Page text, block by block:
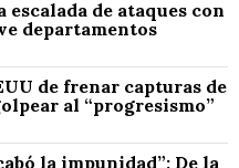
de ataques con
departamentos
de frenar capturas de
al “progresismo”
la impunidad”: De la